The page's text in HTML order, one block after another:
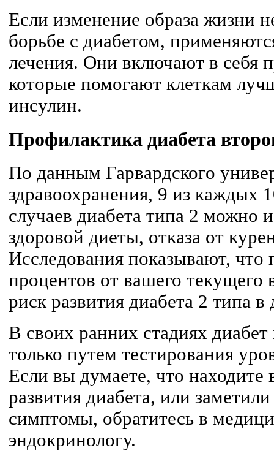
Если изменение образа жизни
борьбе с диабетом,
лечения. Они включают в себя
которые помогают клеткам
инсулин.
Профилактика диабета
По данным Гарвардского
здравоохранения, 9 из каждых
случаев диабета типа 2 можно
здоровой диеты, отказа от
Исследования показывают, что
процентов от вашего текущего
риск развития диабета 2 типа в
В своих ранних стадиях
только путем тестирования
Если вы думаете, что находите
развития диабета, или
симптомы, обратитесь в
эндокринологу.